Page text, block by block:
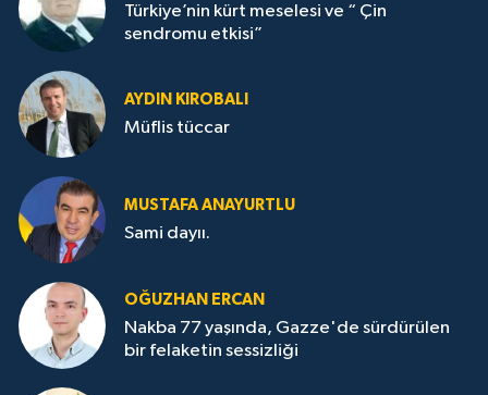
Türkiye’nin kürt meselesi ve “ Çin
sendromu etkisi”
AYDIN KIROBALI
Müflis tüccar
MUSTAFA ANAYURTLU
Sami dayıı.
OĞUZHAN ERCAN
Nakba 77 yaşında, Gazze'de sürdürülen
bir felaketin sessizliği